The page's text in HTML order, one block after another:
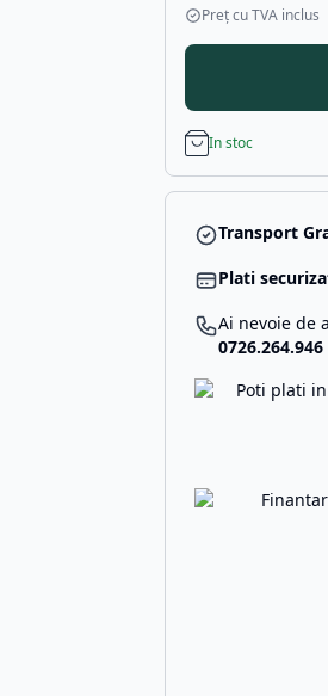
Preț cu TVA inclus
In stoc
Transport
Plati
Ai nevoie de
0726.264.946
Poti plati in